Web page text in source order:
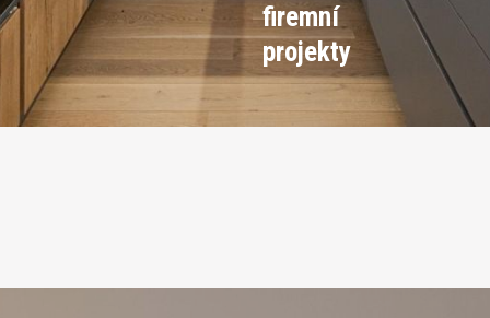
firemní
projekty